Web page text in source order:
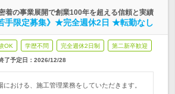
着の事業展開で創業100年を超える信頼と実績
手限定募集》★完全週休2日 ★転勤なし
OK 学歴不問 完全週休2日制 第二新卒歓迎
了予定日： 2026/12/28
における、施工管理業務をしていただきます。